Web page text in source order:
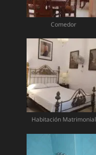
Comedor
Habitación Matrimonial